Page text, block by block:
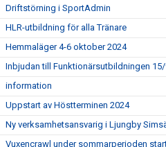
Driftstörning i SportAdmin
HLR-utbildning för alla Tränare
Hemmaläger 4-6 oktober 2024
Inbjudan till Funktionärsutbildningen
information
Uppstart av Höstterminen 2024
Ny verksamhetsansvarig i Ljungby
Vuxencrawl under sommarperioden